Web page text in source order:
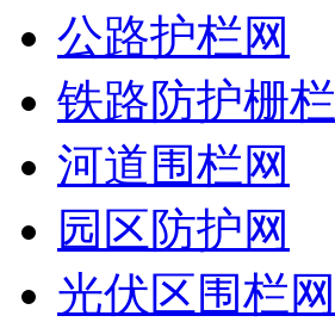
公路护栏网
铁路防护栅栏
河道围栏网
园区防护网
光伏区围栏网